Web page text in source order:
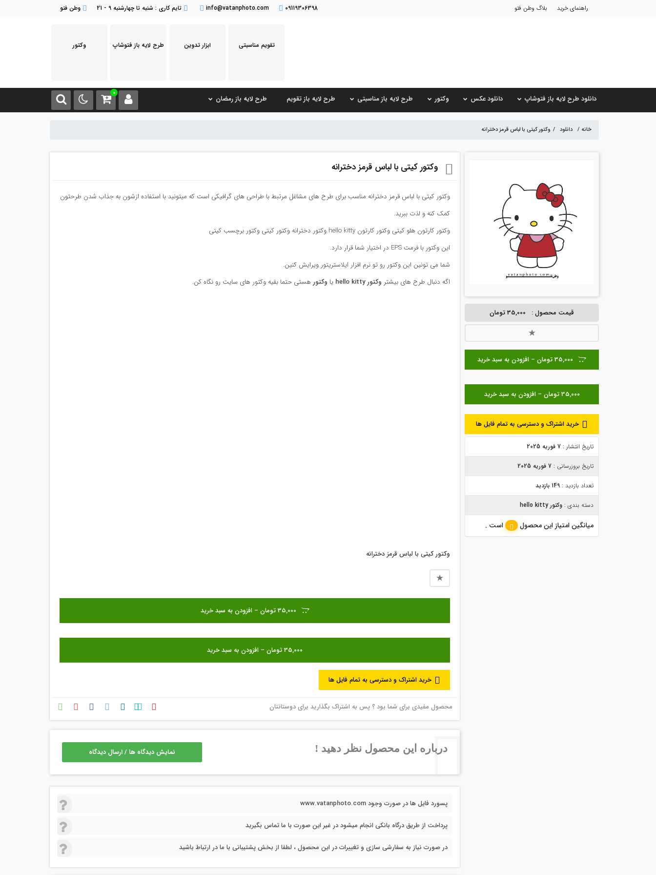
راهنمای خرید بلاگ وطن فتو 09119306398
info@vatanphoto.com تایم کاری : شنبه تا چهارشنبه 9 - 21 وطن فتو
وکتور طرح لایه باز فتوشاپ ابزار تدوین تقویم مناسبتی
دانلود طرح لایه باز فتوشاپ دانلود عکس وکتور طرح لایه باز مناسبتی طرح لایه باز تقویم طرح لایه باز رمضان
0
خانه / دانلود / وکتور کیتی با لباس قرمز دخترانه
قیمت محصول : 35,000 تومان
35,000 تومان – افزودن به سبد خرید
خرید اشتراک و دسترسی به تمام فایل ها
تاریخ انتشار : 7 فوریه 2025
تاریخ بروزرسانی : 7 فوریه 2025
تعداد بازدید : 149 بازدید
دسته بندی : وکتور hello kitty
میانگین امتیاز این محصول است .
وکتور کیتی با لباس قرمز دخترانه
وکتور کیتی با لباس قرمز دخترانه مناسب برای طرح های مشاغل مرتبط با طراحی های گرافیکی است که میتونید با استفاده ازشون به جذاب شدن طرحتون
کمک کنه و لذت ببرید.
وکتور کارتون هلو کیتی وکتور کارتون hello kitty وکتور دخترانه وکتور کیتی وکتور برچسب کیتی
این وکتور با فرمت EPS در اختیار شما قرار دارد.
شما می تونین این وکتور رو تو نرم افزار ایلاستریتور ویرایش کنین.
اگه دنبال طرح های بیشتر وکتور hello kitty یا وکتور هستی حتما بقیه وکتور های سایت رو نگاه کن.
وکتور کیتی با لباس قرمز دخترانه
35,000 تومان – افزودن به سبد خرید
خرید اشتراک و دسترسی به تمام فایل ها
محصول مفیدی برای شما بود ؟ پس به اشتراک بگذارید برای دوستانتان
درباره این محصول نظر دهید ! نمایش دیدگاه ها / ارسال دیدگاه
پسورد فایل ها در صورت وجود www.vatanphoto.com
پرداخت از طریق درگاه بانکی انجام میشود در غیر این صورت با ما تماس بگیرید
در صورت نیاز به سفارشی سازی و تغییرات در این محصول ، لطفا از بخش پشتیبانی با ما در ارتباط باشید